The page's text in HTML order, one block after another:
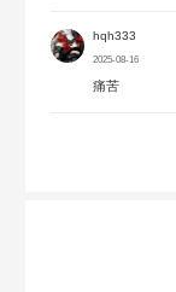
hqh333
2025-08-16
痛苦